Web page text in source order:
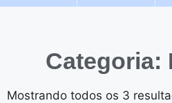
Categoria:
Mostrando todos os 3